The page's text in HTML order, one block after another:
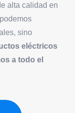
alta calidad en
sino
eléctricos
a todo el